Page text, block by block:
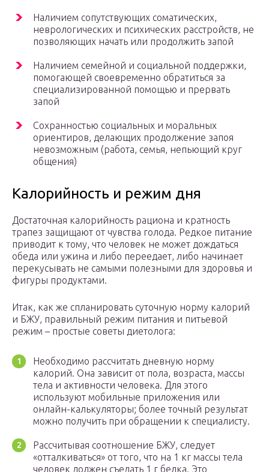
Наличием сопутствующих соматических,
неврологических и психических расстройств, не
позволяющих начать или продолжить запой
Наличием семейной и социальной поддержки,
помогающей своевременно обратиться за
специализированной помощью и прервать
запой
Сохранностью социальных и моральных
ориентиров, делающих продолжение запоя
невозможным (работа, семья, непьющий круг
общения)
Калорийность и режим дня
Достаточная калорийность рациона и кратность
трапез защищают от чувства голода. Редкое питание
приводит к тому, что человек не может дождаться
обеда или ужина и либо переедает, либо начинает
перекусывать не самыми полезными для здоровья и
фигуры продуктами.
Итак, как же спланировать суточную норму калорий
и БЖУ, правильный режим питания и питьевой
режим – простые советы диетолога:
Необходимо рассчитать дневную норму
калорий. Она зависит от пола, возраста, массы
тела и активности человека. Для этого
используют мобильные приложения или
онлайн-калькуляторы; более точный результат
можно получить при обращении к специалисту.
Рассчитывая соотношение БЖУ, следует
«отталкиваться» от того, что на 1 кг массы тела
человек должен съедать 1 г белка. Это